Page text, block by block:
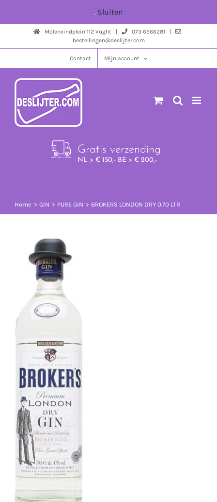
. Sluiten
Moleneindplein 112 Vught |
073 6566281 |
bestellingen@deslijter.com
Contact Mijn account
Gratis verzending
NL > € 150,- BE > € 200,-
Home GIN PURE GIN BROKERS LONDON DRY 0.70 LTR